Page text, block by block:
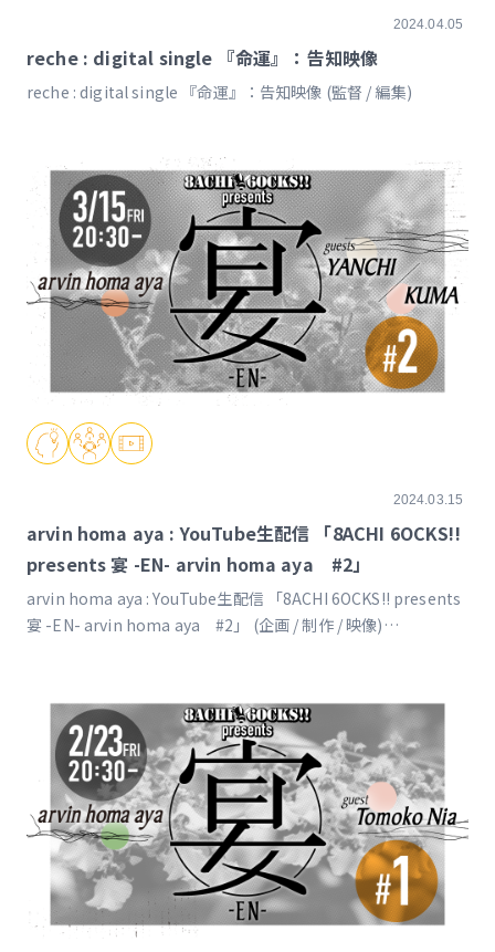
2024.04.05
reche : digital single 『命運』：告知映像
reche : digital single 『命運』：告知映像 (監督 / 編集)
2024.03.15
arvin homa aya : YouTube生配信 「8ACHI 6OCKS!!
presents 宴 -EN- arvin homa aya #2」
arvin homa aya : YouTube生配信 「8ACHI 6OCKS!! presents
宴 -EN- arvin homa aya #2」 (企画 / 制作 / 映像)